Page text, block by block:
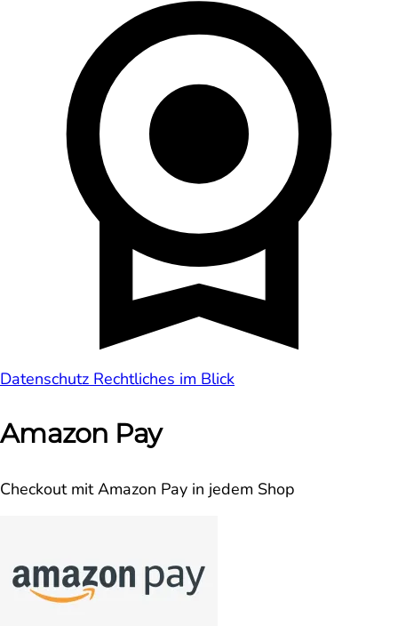
Datenschutz Rechtliches im Blick
Amazon Pay
Checkout mit Amazon Pay in jedem Shop